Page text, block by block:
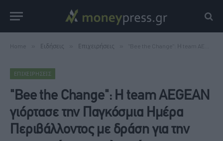
Home Ειδήσεις Επιχειρήσεις "Bee the Change": Η team AEGEAN γιόρτασε την Παγκόσμια Ημέρα Περιβάλλοντος με δράση για την προστασία των μελισσών
ΕΠΙΧΕΙΡΉΣΕΙΣ
"Bee the Change": Η team AEGEAN
γιόρτασε την Παγκόσμια Ημέρα
Περιβάλλοντος με δράση για την